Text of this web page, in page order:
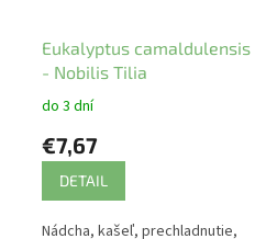
Eukalyptus camaldulensis
- Nobilis Tilia
do 3 dní
€7,67
DETAIL
Nádcha, kašeľ, prechladnutie,